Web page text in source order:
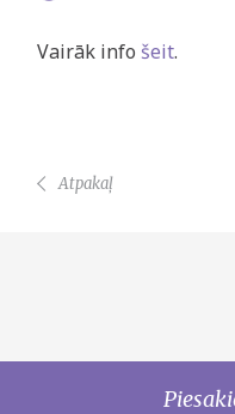
Vairāk info šeit.
Atpakaļ